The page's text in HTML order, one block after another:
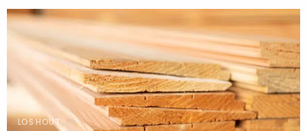
LOS HOUT
Lees
meer